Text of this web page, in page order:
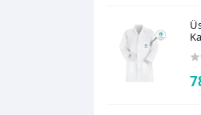
1.200,00TL
Üsküdar